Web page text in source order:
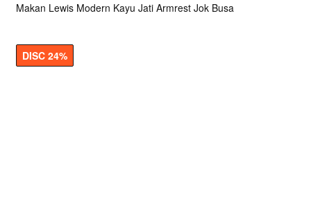
RUANG MAKAN & DAPUR
RUANG TIDUR
Makan Lewis Modern Kayu Jati Armrest Jok Busa
DISC 24%